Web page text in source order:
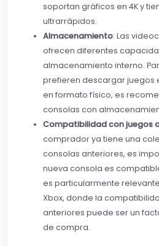
soportan gráficos en 4K y
ultrarrápidos.
Almacenamiento: Las
ofrecen diferentes
almacenamiento interno.
prefieren descargar juegos
en formato físico, es
consolas con
Compatibilidad con juegos
comprador ya tiene una
consolas anteriores, es
nueva consola es
es particularmente
Xbox, donde la
anteriores puede ser un
de compra.